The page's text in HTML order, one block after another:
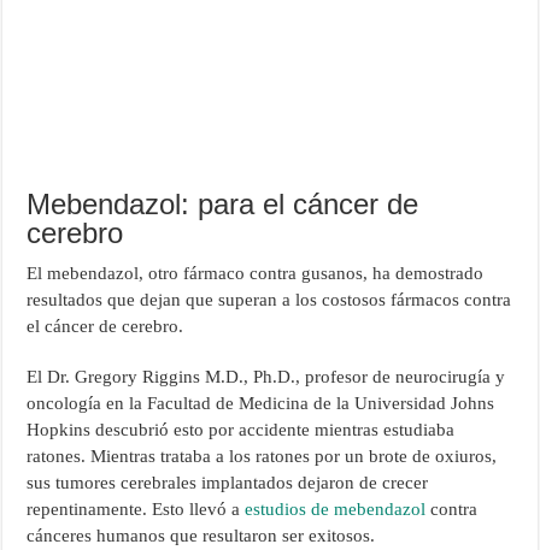
Mebendazol: para el cáncer de
cerebro
El mebendazol, otro fármaco contra gusanos, ha demostrado
resultados que dejan que superan a los costosos fármacos contra
el cáncer de cerebro.
El Dr. Gregory Riggins M.D., Ph.D., profesor de neurocirugía y
oncología en la Facultad de Medicina de la Universidad Johns
Hopkins descubrió esto por accidente mientras estudiaba
ratones. Mientras trataba a los ratones por un brote de oxiuros,
sus tumores cerebrales implantados dejaron de crecer
repentinamente. Esto llevó aestudios de mebendazol contra
cánceres humanos que resultaron ser exitosos.